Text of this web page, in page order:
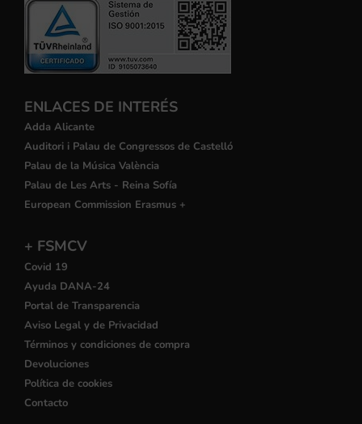
ENLACES DE INTERÉS
Adda Alicante
Auditori i Palau de Congressos de Castelló
Palau de la Música València
Palau de Les Arts - Reina Sofía
European Commission Erasmus +
+ FSMCV
Covid 19
Ayuda DANA-24
Portal de Transparencia
Aviso Legal y de Privacidad
Términos y condiciones de compra
Devoluciones
Política de cookies
Contacto